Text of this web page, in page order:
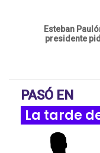
Esteban
presidente
PASÓ EN
La tarde